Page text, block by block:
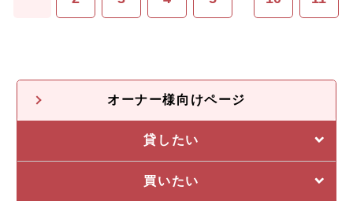
オーナー様向けページ
貸したい
選ばれる5つの理由
買いたい